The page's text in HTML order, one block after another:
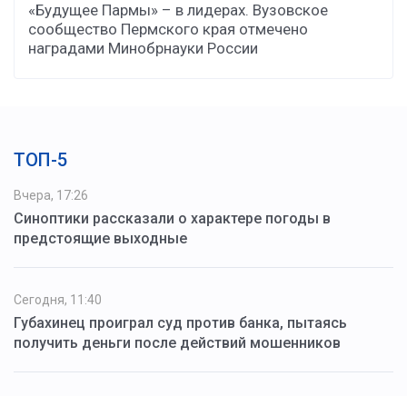
«Будущее Пармы» – в лидерах. Вузовское
сообщество Пермского края отмечено
наградами Минобрнауки России
ТОП-5
Вчера, 17:26
Синоптики рассказали о характере погоды в
предстоящие выходные
Сегодня, 11:40
Губахинец проиграл суд против банка, пытаясь
получить деньги после действий мошенников